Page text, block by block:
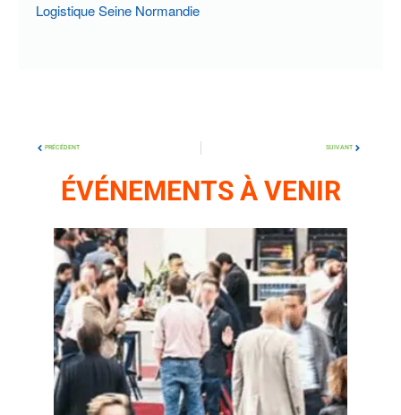
Logistique Seine Normandie
PRÉCÉDENT SUIVANT
ÉVÉNEMENTS À VENIR